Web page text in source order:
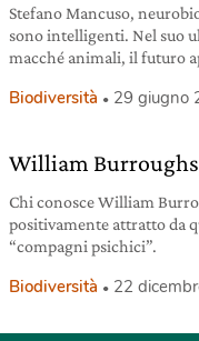
Stefano Mancuso,
sono intelligenti. Nel suo
macché animali, il futuro
Biodiversità 29 giugno
William
Chi conosce William
positivamente attratto da
“compagni psichici”.
Biodiversità 22